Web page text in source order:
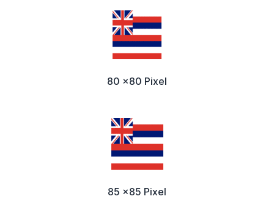
80 x80 Pixel
85 x85 Pixel